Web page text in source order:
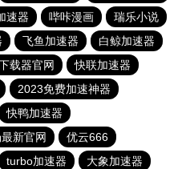
速器 哔咔漫画
瑞乐小说
飞鱼加速器
白鲸加速器
载器官网
快联加速器
2023免费加速神器
快鸭加速器
新官网
优云666
turbo加速器
大象加速器